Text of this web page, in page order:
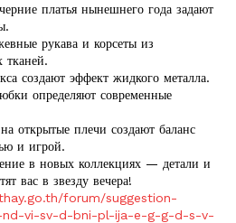
платья нынешнего года задают
рукава и корсеты из
тканей.
создают эффект жидкого металла.
определяют современные
открытые плечи создают баланс
и игрой.
в новых коллекциях — детали и
вас в звезду вечера!
forum/suggestion-
nd-vi-sv-d-bni-pl-ija-e-g-g-d-s-v-